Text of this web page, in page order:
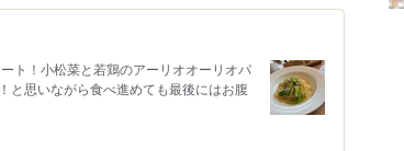
ト！小松菜と若鶏のアーリオオーリオパ
と思いながら食べ進めても最後にはお腹